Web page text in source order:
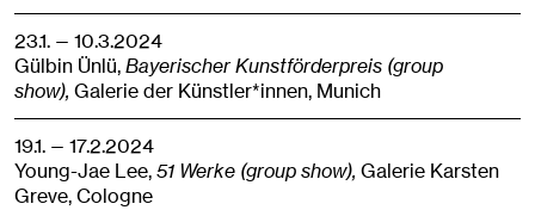
23.1. — 10.3.2024
Gülbin Ünlü,Bayerischer Kunstförderpreis (group
show), Galerie der Künstler*innen, Munich
19.1. — 17.2.2024
Young-Jae Lee,51 Werke (group show), Galerie Karsten
Greve,Cologne